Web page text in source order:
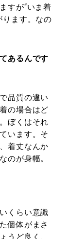
すが“いま着
ります。なの
あるんです
品質の違い
の場合はど
ぼくはそれ
います。そ
着丈なんか
のが身幅。
くらい意識
個体がまさ
うど良く、